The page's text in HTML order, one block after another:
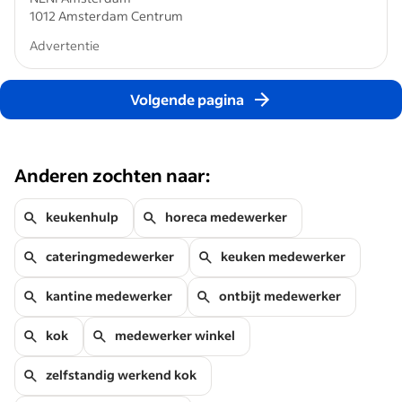
1012 Amsterdam Centrum
Advertentie
Volgende pagina
Anderen zochten naar:
keukenhulp horeca medewerker
cateringmedewerker keuken medewerker
kantine medewerker ontbijt medewerker
kok medewerker winkel
zelfstandig werkend kok